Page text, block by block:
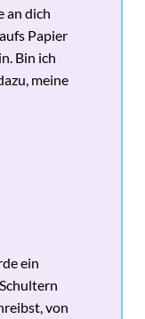
an dich
Papier
Bin ich
meine
ein
von